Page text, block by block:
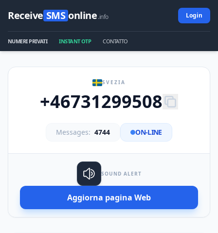
Receive SMS online.info Login
NUMERI PRIVATI INSTANT OTP CONTATTO
SVEZIA
+46731299508
Messages: 4744 ON-LINE
SOUND ALERT
Aggiorna pagina Web